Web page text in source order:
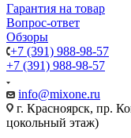
Гарантия на товар
Вопрос-ответ
Обзоры
+7 (391) 988-98-57
+7 (391) 988-98-57
info@mixone.ru
г. Красноярск, пр.
цокольный этаж)